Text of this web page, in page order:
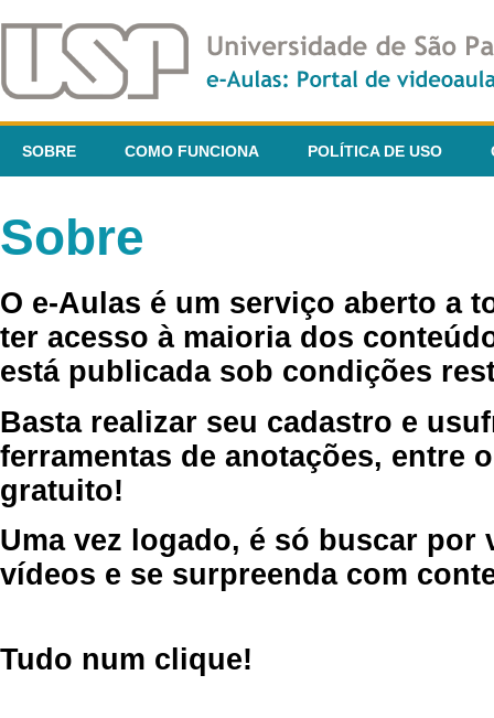
SOBRE COMO FUNCIONA POLÍTICA DE USO
Sobre
O e-Aulas é um serviço aberto a
ter acesso à maioria dos
está publicada sob condições
Basta realizar seu cadastro e
ferramentas de anotações, entre
gratuito!
Uma vez logado, é só buscar por
vídeos e se surpreenda com
Tudo num clique!